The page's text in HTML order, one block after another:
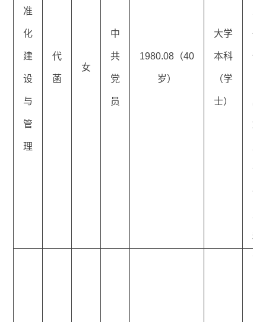
准
化
建
设
与
管
理
代
菡
女
中
共
党
员
1980.08（40
岁）
大学
本科
（学
士）
争
仲
案
解
一
科